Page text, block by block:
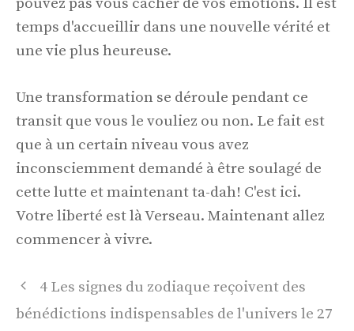
temps d'accueillir dans une nouvelle vérité et
une vie plus heureuse.
Une transformation se déroule pendant ce
transit que vous le vouliez ou non. Le fait est
que à un certain niveau vous avez
inconsciemment demandé à être soulagé de
cette lutte et maintenant ta-dah! C'est ici.
Votre liberté est là Verseau. Maintenant allez
commencer à vivre.
Navigation
des
4 Les signes du zodiaque reçoivent des
bénédictions indispensables de l'univers le 27